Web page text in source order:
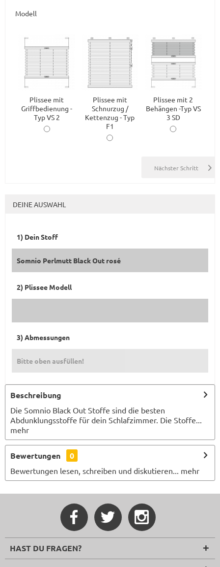
Modell
Plissee mit
Griffbedienung -
Typ VS 2
Plissee mit
Schnurzug /
Kettenzug - Typ
F1
Plissee mit 2
Behängen -Typ VS
3 SD
DEINE AUSWAHL
1) Dein Stoff
Somnio Perlmutt Black Out rosé
2) Plissee Modell
3) Abmessungen
Bitte oben ausfüllen!
Beschreibung
Die Somnio Black Out Stoffe sind die besten
Abdunklungsstoffe für dein Schlafzimmer. Die Stoffe...
mehr
Bewertungen 0
Bewertungen lesen, schreiben und diskutieren... mehr
HAST DU FRAGEN?